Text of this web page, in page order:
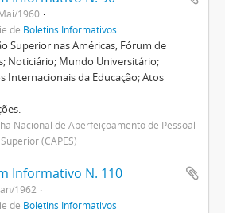
1960
de Boletins Informativos
Superior nas Américas; Fórum de
Noticiário; Mundo Universitário;
Internacionais da Educação; Atos
Nacional de Aperfeiçoamento de Pessoal
(CAPES)
Informativo N. 110
1962
de Boletins Informativos